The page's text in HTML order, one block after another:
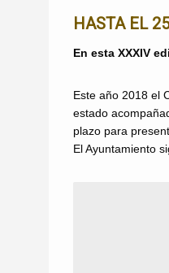
HASTA EL
En esta XXXIV
Este año 2018 el
estado
plazo para
El Ayuntamiento